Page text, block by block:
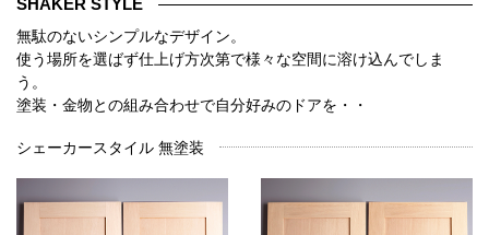
SHAKER STYLE
無駄のないシンプルなデザイン。
使う場所を選ばず仕上げ方次第で様々な空間に溶け込んでしま
う。
塗装・金物との組み合わせで自分好みのドアを・・
シェーカースタイル 無塗装